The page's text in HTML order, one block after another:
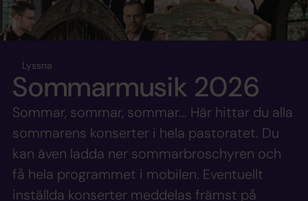
Lyssna
Sommarmusik 2026
Sommar, sommar, sommar... Här hittar du alla
sommarens konserter i hela pastoratet. Du
kan även ladda ner sommarbroschyren och
få hela programmet i mobilen. Eventuellt
inställda konserter meddelas främst på